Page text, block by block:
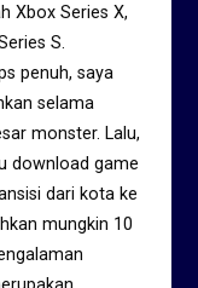
Xbox Series X,
S.
penuh, saya
selama
monster. Lalu,
download game
dari kota ke
mungkin 10